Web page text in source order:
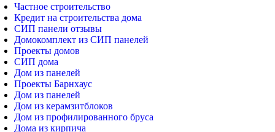
Частное строительство
Кредит на строительства дома
СИП панели отзывы
Домокомплект из СИП панелей
Проекты домов
СИП дома
Дом из панелей
Проекты Барнхаус
Дом из панелей
Дом из керамзитблоков
Дом из профилированного бруса
Дома из кирпича